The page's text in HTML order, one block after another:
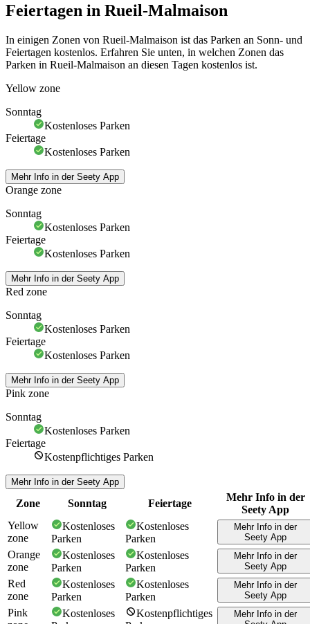
Feiertagen in Rueil-Malmaison
In einigen Zonen von Rueil-Malmaison ist das Parken an Sonn- und
Feiertagen kostenlos. Erfahren Sie unten, in welchen Zonen das
Parken in Rueil-Malmaison an diesen Tagen kostenlos ist.
Yellow zone
Sonntag
Kostenloses Parken
Feiertage
Kostenloses Parken
Mehr Info in der Seety App
Orange zone
Sonntag
Kostenloses Parken
Feiertage
Kostenloses Parken
Mehr Info in der Seety App
Red zone
Sonntag
Kostenloses Parken
Feiertage
Kostenloses Parken
Mehr Info in der Seety App
Pink zone
Sonntag
Kostenloses Parken
Feiertage
Kostenpflichtiges Parken
Mehr Info in der Seety App
Zone Sonntag Feiertage
Mehr Info in der
Seety App
Yellow
zone
Kostenloses
Parken
Kostenloses
Parken
Mehr Info in der
Seety App
Orange
zone
Kostenloses
Parken
Kostenloses
Parken
Mehr Info in der
Seety App
Red
zone
Kostenloses
Parken
Kostenloses
Parken
Mehr Info in der
Seety App
Pink
Kostenloses
Kostenpflichtiges
Mehr Info in der